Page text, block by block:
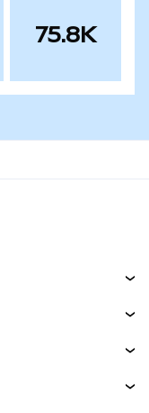
75.8K